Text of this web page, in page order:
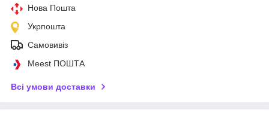
Нова Пошта
Укрпошта
Самовивіз
Meest ПОШТА
Всі умови доставки